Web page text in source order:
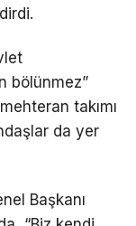
bölünmez”
takımı
da yer
Başkanı